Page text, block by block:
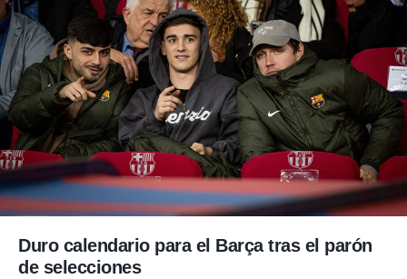
e
mediante
publicidad
publicidad
de
1199
Duro calendario para el Barça tras el parón
de selecciones